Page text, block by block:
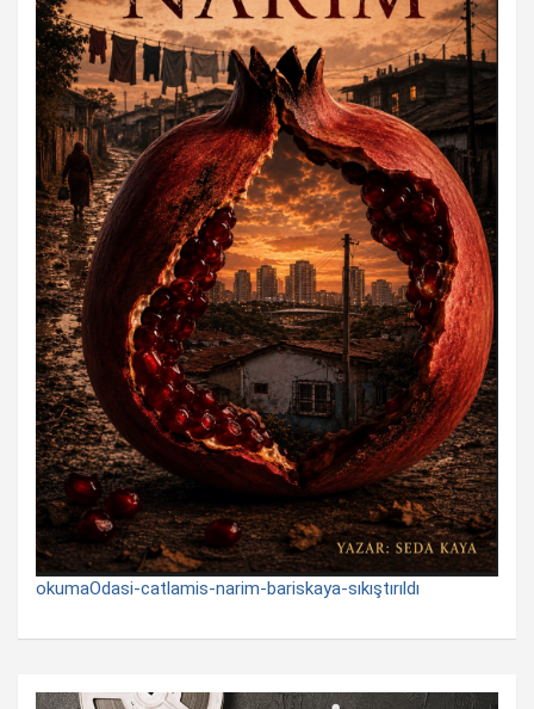
okumaOdasi-catlamis-narim-bariskaya-sıkıştırıldı